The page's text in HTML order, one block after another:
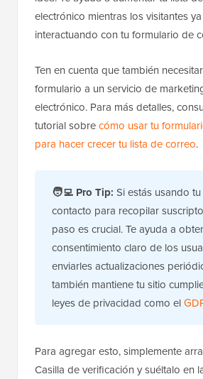
electrónico mientras los visitantes
interactuando con tu formulario de
Ten en cuenta que también
formulario a un servicio de
electrónico. Para más detalles,
tutorial sobrecómo usar tu
para hacer crecer tu lista de correo.
🧑‍💻 Pro Tip: Si estás usando
contacto para recopilar
paso es crucial. Te ayuda a
consentimiento claro de los
enviarles actualizaciones
también mantiene tu sitio
leyes de privacidad como el
Para agregar esto, simplemente
Casilla de verificación y suéltalo en